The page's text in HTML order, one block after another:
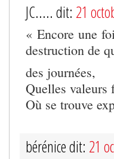
JC..... dit: 21
« Encore une
destruction de
des journées,
Quelles valeurs
Où se trouve
bérénice dit: 21